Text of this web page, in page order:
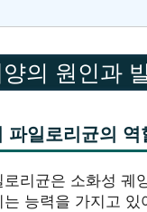
의 원인과
파일로리균의 역
로리균은 소화성 궤
능력을 가지고